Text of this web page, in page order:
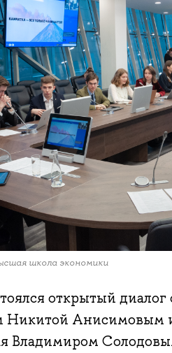
школа экономики
открытый диалог
Никитой Анисимовым
Владимиром